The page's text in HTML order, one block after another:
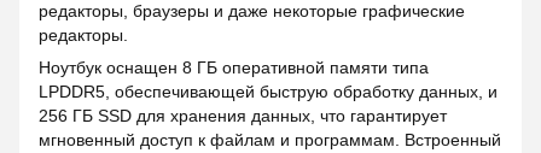
редакторы, браузеры и даже некоторые графические
редакторы.
Ноутбук оснащен 8 ГБ оперативной памяти типа
LPDDR5, обеспечивающей быструю обработку данных, и
256 ГБ SSD для хранения данных, что гарантирует
мгновенный доступ к файлам и программам. Встроенный